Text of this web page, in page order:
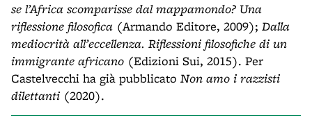
se l’Africa scomparisse dal mappamondo? Una
riflessione filosofica (Armando Editore, 2009); Dalla
mediocrità all’eccellenza. Riflessioni filosofiche di un
immigrante africano (Edizioni Sui, 2015). Per
Castelvecchi ha già pubblicato Non amo i razzisti
dilettanti (2020).